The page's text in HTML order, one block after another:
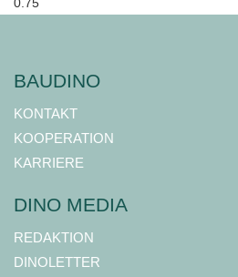
BAUDINO
KONTAKT
KOOPERATION
KARRIERE
DINO MEDIA
REDAKTION
DINOLETTER